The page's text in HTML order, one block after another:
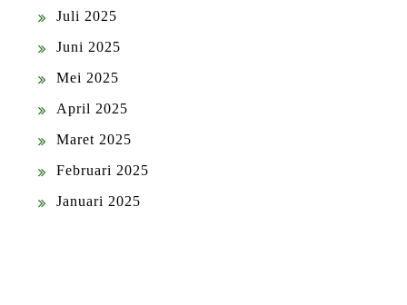
Juli 2025
Juni 2025
Mei 2025
April 2025
Maret 2025
Februari 2025
Januari 2025